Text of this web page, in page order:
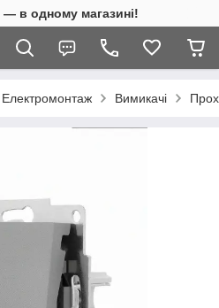
в одному магазині!
Електромонтаж Вимикачі